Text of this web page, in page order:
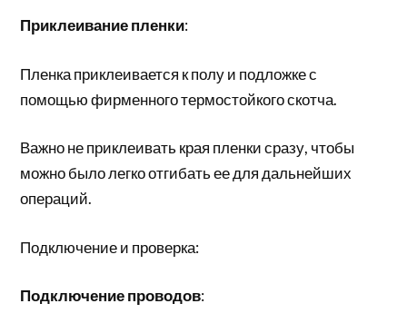
Приклеивание пленки:
Пленка приклеивается к полу и подложке с
помощью фирменного термостойкого скотча.
Важно не приклеивать края пленки сразу, чтобы
можно было легко отгибать ее для дальнейших
операций.
Подключение и проверка:
Подключение проводов: